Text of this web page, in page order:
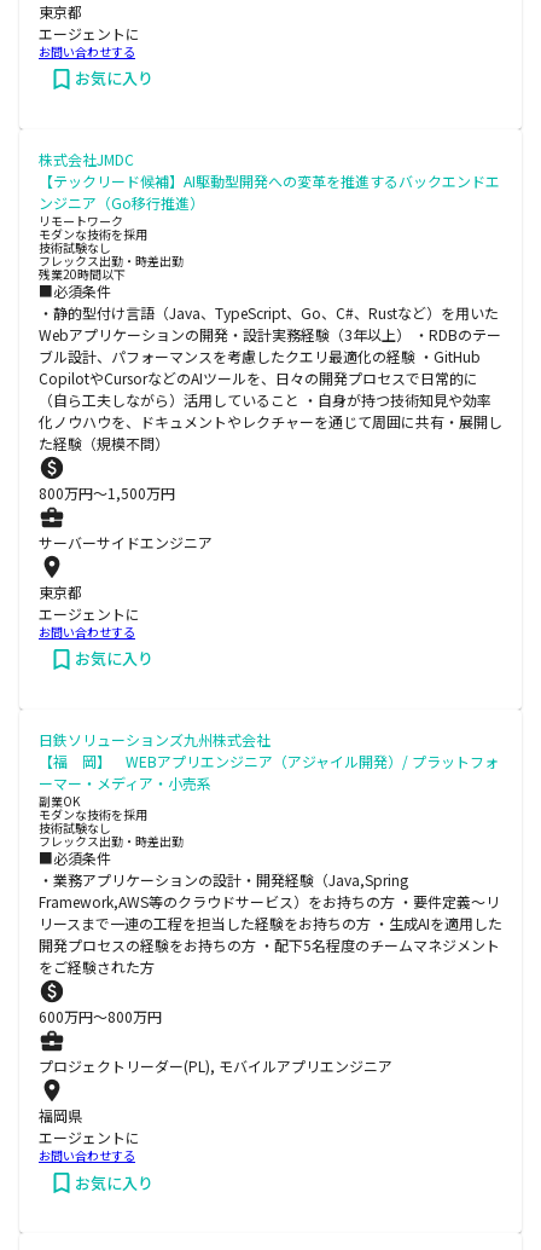
東京都
エージェントに
お問い合わせする
お気に入り
株式会社JMDC
【テックリード候補】AI駆動型開発への変革を推進するバックエンドエ
ンジニア（Go移行推進）
リモートワーク
モダンな技術を採用
技術試験なし
フレックス出勤・時差出勤
残業20時間以下
■必須条件
・静的型付け言語（Java、TypeScript、Go、C#、Rustなど）を用いた
Webアプリケーションの開発・設計実務経験（3年以上） ・RDBのテー
ブル設計、パフォーマンスを考慮したクエリ最適化の経験 ・GitHub
CopilotやCursorなどのAIツールを、日々の開発プロセスで日常的に
（自ら工夫しながら）活用していること ・自身が持つ技術知見や効率
化ノウハウを、ドキュメントやレクチャーを通じて周囲に共有・展開し
た経験（規模不問）
800万円〜1,500万円
サーバーサイドエンジニア
東京都
エージェントに
お問い合わせする
お気に入り
日鉄ソリューションズ九州株式会社
【福 岡】 WEBアプリエンジニア（アジャイル開発）/ プラットフォ
ーマー・メディア・小売系
副業OK
モダンな技術を採用
技術試験なし
フレックス出勤・時差出勤
■必須条件
・業務アプリケーションの設計・開発経験（Java,Spring
Framework,AWS等のクラウドサービス）をお持ちの方 ・要件定義～リ
リースまで一連の工程を担当した経験をお持ちの方 ・生成AIを適用した
開発プロセスの経験をお持ちの方 ・配下5名程度のチームマネジメント
をご経験された方
600万円〜800万円
プロジェクトリーダー(PL), モバイルアプリエンジニア
福岡県
エージェントに
お問い合わせする
お気に入り